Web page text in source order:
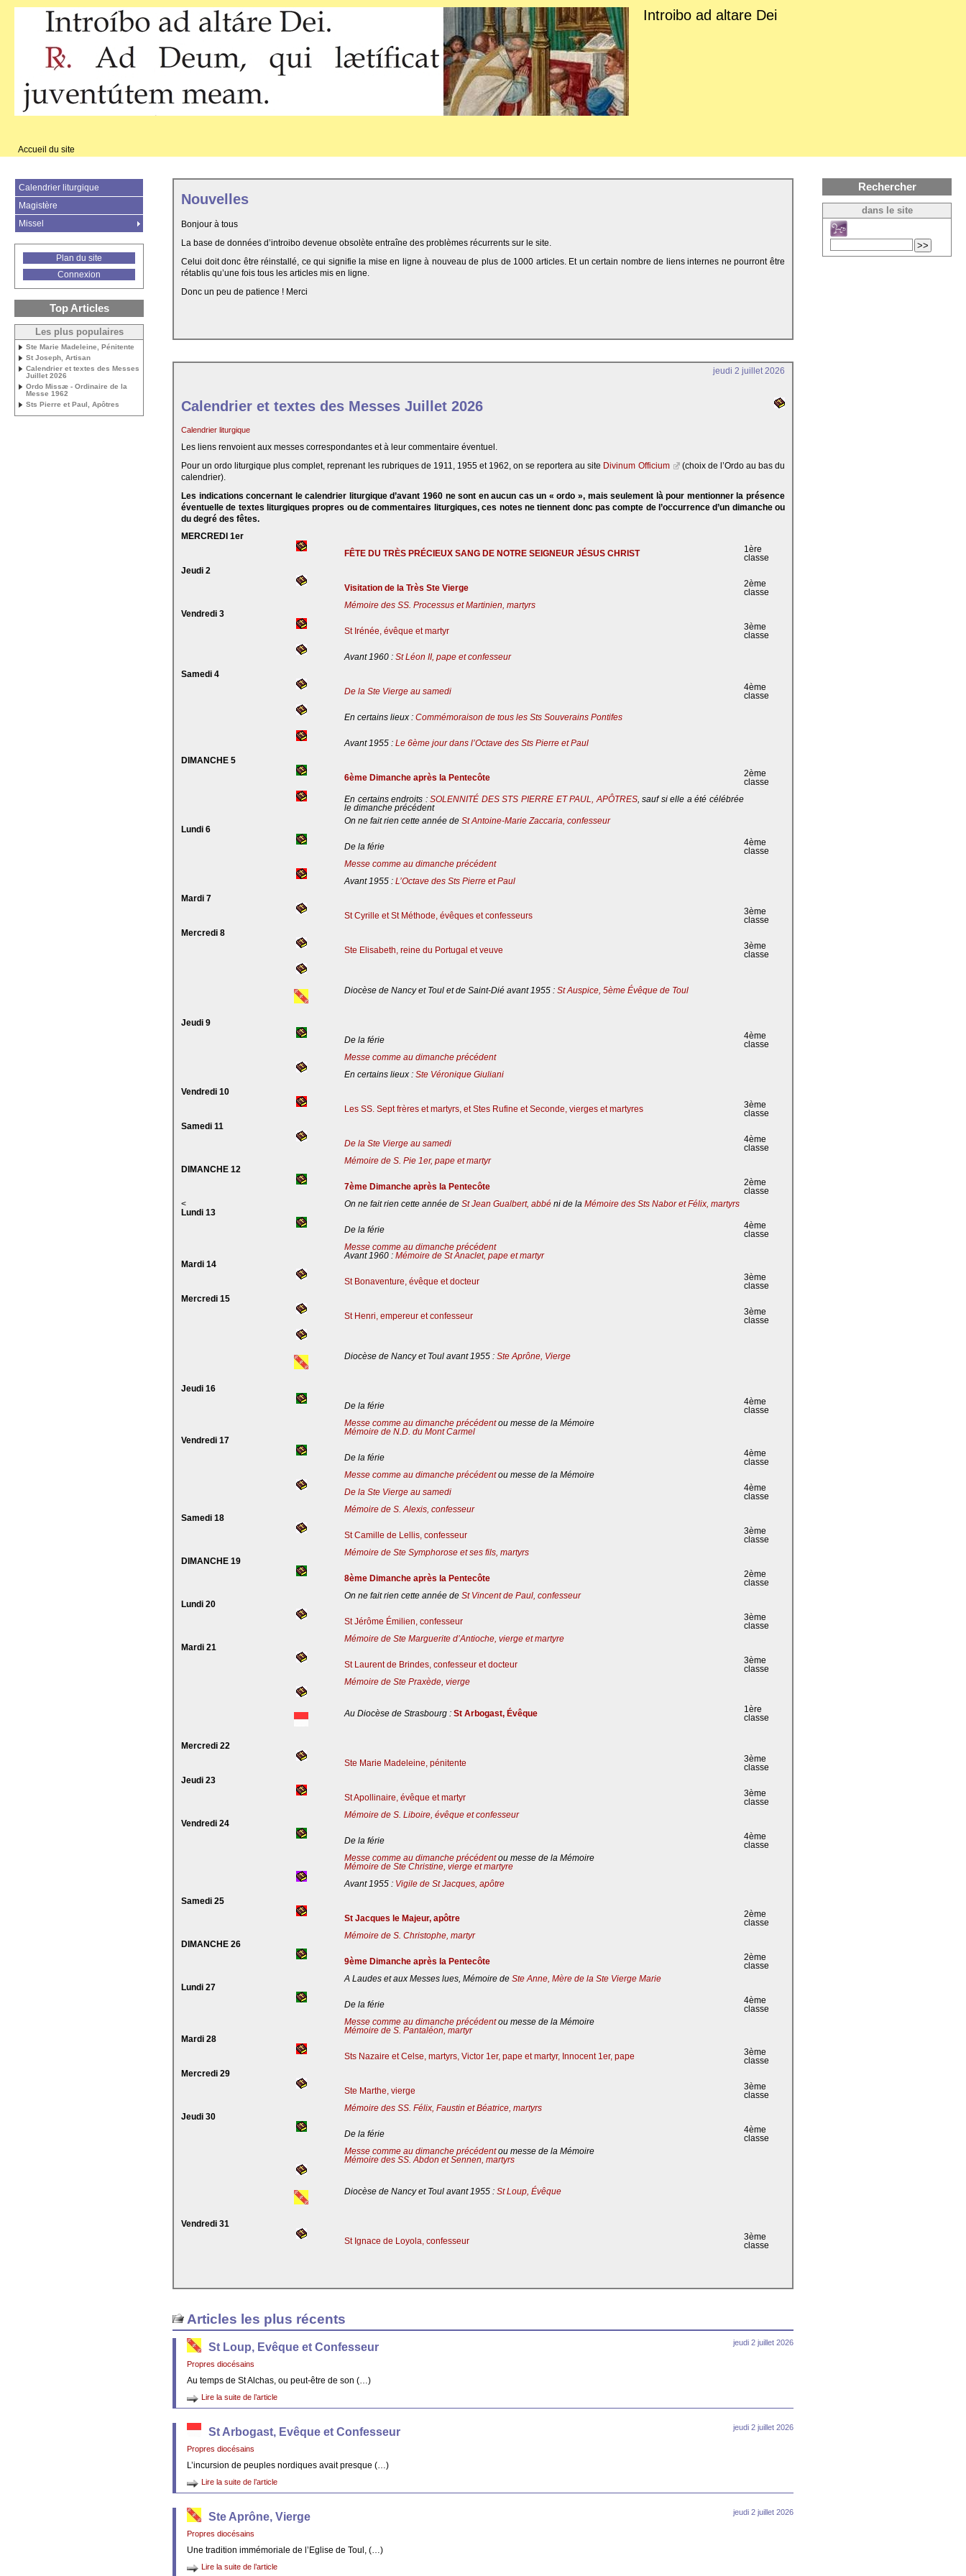
Introibo ad altare Dei
Accueil du site
Nouvelles
Bonjour à tous
La base de données d’introibo devenue obsolète entraîne des problèmes récurrents sur le site.
Celui doit donc être réinstallé, ce qui signifie la mise en ligne à nouveau de plus de 1000 articles. Et un certain nombre de liens internes ne pourront être
rétablis qu’une fois tous les articles mis en ligne.
Donc un peu de patience ! Merci
jeudi 2 juillet 2026
Calendrier et textes des Messes Juillet 2026
Calendrier liturgique
Les liens renvoient aux messes correspondantes et à leur commentaire éventuel.
Pour un ordo liturgique plus complet, reprenant les rubriques de 1911, 1955 et 1962, on se reportera au site Divinum Officium
(choix de l’Ordo au bas du
calendrier).
Les indications concernant le calendrier liturgique d’avant 1960 ne sont en aucun cas un « ordo », mais seulement là pour mentionner la présence
éventuelle de textes liturgiques propres ou de commentaires liturgiques, ces notes ne tiennent donc pas compte de l’occurrence d’un dimanche ou
du degré des fêtes.
MERCREDI 1er
FÊTE DU TRÈS PRÉCIEUX SANG DE NOTRE SEIGNEUR JÉSUS CHRIST
1ère
classe
Jeudi 2
Visitation de la Très Ste Vierge
2ème
classe
Mémoire des SS. Processus et Martinien, martyrs
Vendredi 3
St Irénée, évêque et martyr
3ème
classe
Avant 1960 : St Léon II, pape et confesseur
Samedi 4
De la Ste Vierge au samedi
4ème
classe
En certains lieux : Commémoraison de tous les Sts Souverains Pontifes
Avant 1955 : Le 6ème jour dans l’Octave des Sts Pierre et Paul
DIMANCHE 5
6ème Dimanche après la Pentecôte
2ème
classe
En certains endroits :SOLENNITÉ DES STS PIERRE ET PAUL, APÔTRES, sauf si elle a été célébrée
le dimanche précédent
On ne fait rien cette année de St Antoine-Marie Zaccaria, confesseur
Lundi 6
De la férie
4ème
classe
Messe comme au dimanche précédent
Avant 1955 : L’Octave des Sts Pierre et Paul
Mardi 7
St Cyrille et St Méthode, évêques et confesseurs
3ème
classe
Mercredi 8
Ste Elisabeth, reine du Portugal et veuve
3ème
classe
Diocèse de Nancy et Toul et de Saint-Dié avant 1955 : St Auspice, 5ème Évêque de Toul
Jeudi 9
De la férie
4ème
classe
Messe comme au dimanche précédent
En certains lieux : Ste Véronique Giuliani
Vendredi 10
Les SS. Sept frères et martyrs, et Stes Rufine et Seconde, vierges et martyres
3ème
classe
Samedi 11
De la Ste Vierge au samedi
4ème
classe
Mémoire de S. Pie 1er, pape et martyr
DIMANCHE 12
7ème Dimanche après la Pentecôte
2ème
classe
<
On ne fait rien cette année de St Jean Gualbert, abbé ni de la Mémoire des Sts Nabor et Félix, martyrs
Lundi 13
De la férie
4ème
classe
Messe comme au dimanche précédent
Avant 1960 : Mémoire de St Anaclet, pape et martyr
Mardi 14
St Bonaventure, évêque et docteur
3ème
classe
Mercredi 15
St Henri, empereur et confesseur
3ème
classe
Diocèse de Nancy et Toul avant 1955 : Ste Aprône, Vierge
Jeudi 16
De la férie
4ème
classe
Messe comme au dimanche précédentou messe de la Mémoire
Mémoire de N.D. du Mont Carmel
Vendredi 17
De la férie
4ème
classe
Messe comme au dimanche précédentou messe de la Mémoire
De la Ste Vierge au samedi
4ème
classe
Mémoire de S. Alexis, confesseur
Samedi 18
St Camille de Lellis, confesseur
3ème
classe
Mémoire de Ste Symphorose et ses fils, martyrs
DIMANCHE 19
8ème Dimanche après la Pentecôte
2ème
classe
On ne fait rien cette année de St Vincent de Paul, confesseur
Lundi 20
St Jérôme Émilien, confesseur
3ème
classe
Mémoire de Ste Marguerite d’Antioche, vierge et martyre
Mardi 21
St Laurent de Brindes, confesseur et docteur
3ème
classe
Mémoire de Ste Praxède, vierge
Au Diocèse de Strasbourg : St Arbogast, Évêque
1ère
classe
Mercredi 22
Ste Marie Madeleine, pénitente
3ème
classe
Jeudi 23
St Apollinaire, évêque et martyr
3ème
classe
Mémoire de S. Liboire, évêque et confesseur
Vendredi 24
De la férie
4ème
classe
Messe comme au dimanche précédentou messe de la Mémoire
Mémoire de Ste Christine, vierge et martyre
Avant 1955 : Vigile de St Jacques, apôtre
Samedi 25
St Jacques le Majeur, apôtre
2ème
classe
Mémoire de S. Christophe, martyr
DIMANCHE 26
9ème Dimanche après la Pentecôte
2ème
classe
A Laudes et aux Messes lues, Mémoire de Ste Anne, Mère de la Ste Vierge Marie
Lundi 27
De la férie
4ème
classe
Messe comme au dimanche précédentou messe de la Mémoire
Mémoire de S. Pantaléon, martyr
Mardi 28
Sts Nazaire et Celse, martyrs, Victor 1er, pape et martyr, Innocent 1er, pape
3ème
classe
Mercredi 29
Ste Marthe, vierge
3ème
classe
Mémoire des SS. Félix, Faustin et Béatrice, martyrs
Jeudi 30
De la férie
4ème
classe
Messe comme au dimanche précédentou messe de la Mémoire
Mémoire des SS. Abdon et Sennen, martyrs
Diocèse de Nancy et Toul avant 1955 : St Loup, Évêque
Vendredi 31
St Ignace de Loyola, confesseur
3ème
classe
Articles les plus récents
jeudi 2 juillet 2026
St Loup, Evêque et Confesseur
Propres diocésains
Au temps de St Alchas, ou peut-être de son (…)
Lire la suite de l’article
jeudi 2 juillet 2026
St Arbogast, Evêque et Confesseur
Propres diocésains
L’incursion de peuples nordiques avait presque (…)
Lire la suite de l’article
jeudi 2 juillet 2026
Ste Aprône, Vierge
Propres diocésains
Une tradition immémoriale de l’Eglise de Toul, (…)
Lire la suite de l’article
Calendrier liturgique
Magistère
Missel
Plan du site
Connexion
Top Articles
Les plus populaires
Ste Marie Madeleine, Pénitente
St Joseph, Artisan
Calendrier et textes des Messes
Juillet 2026
Ordo Missæ - Ordinaire de la
Messe 1962
Sts Pierre et Paul, Apôtres
Rechercher
dans le site